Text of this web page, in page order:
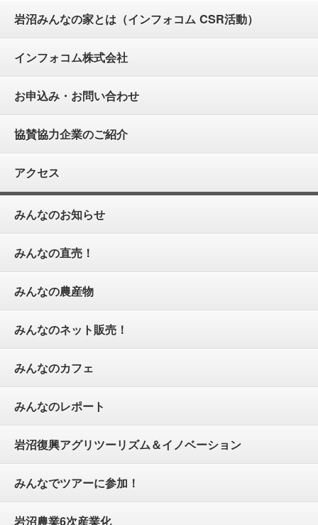
岩沼みんなの家とは（インフォコム CSR活動）
インフォコム株式会社
お申込み・お問い合わせ
協賛協力企業のご紹介
アクセス
みんなのお知らせ
みんなの直売！
みんなの農産物
みんなのネット販売！
みんなのカフェ
みんなのレポート
岩沼復興アグリツーリズム＆イノベーション
みんなでツアーに参加！
岩沼農業6次産業化